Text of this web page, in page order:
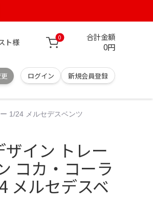
ト様 0 合計金額
0円
ログイン 新規会員登録
1/24 メルセデスベンツ
イン トレー
コカ・コーラ
メルセデスベ